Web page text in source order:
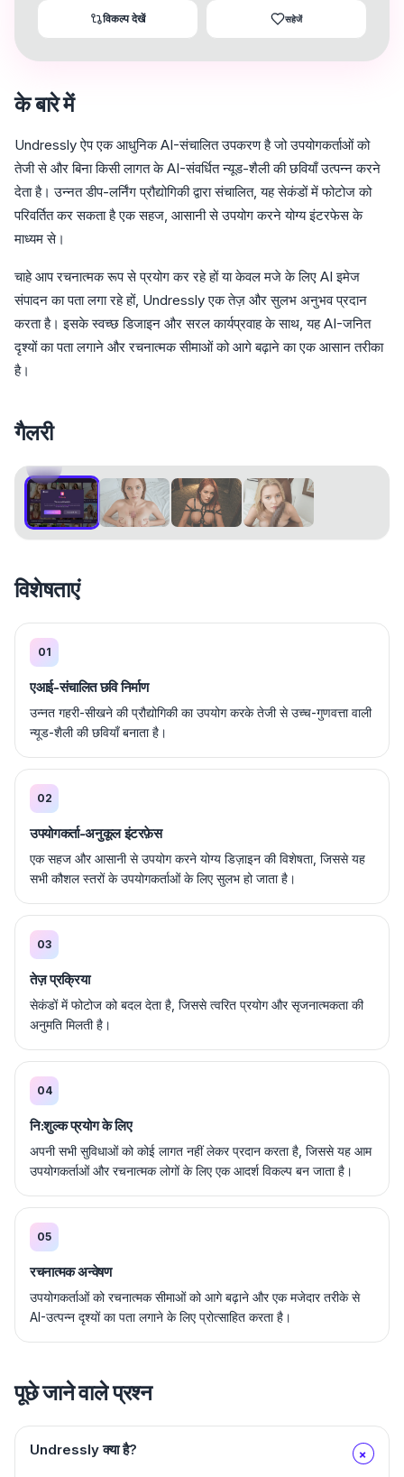
विकल्प देखें सहेजें
के बारे में
Undressly ऐप एक आधुनिक AI-संचालित उपकरण है जो उपयोगकर्ताओं को
तेजी से और बिना किसी लागत के AI-संवर्धित न्यूड-शैली की छवियाँ उत्पन्न करने
देता है। उन्नत डीप-लर्निंग प्रौद्योगिकी द्वारा संचालित, यह सेकंडों में फोटोज को
परिवर्तित कर सकता है एक सहज, आसानी से उपयोग करने योग्य इंटरफेस के
माध्यम से।
चाहे आप रचनात्मक रूप से प्रयोग कर रहे हों या केवल मजे के लिए AI इमेज
संपादन का पता लगा रहे हों, Undressly एक तेज़ और सुलभ अनुभव प्रदान
करता है। इसके स्वच्छ डिजाइन और सरल कार्यप्रवाह के साथ, यह AI-जनित
दृश्यों का पता लगाने और रचनात्मक सीमाओं को आगे बढ़ाने का एक आसान तरीका
है।
गैलरी
विशेषताएं
01
एआई-संचालित छवि निर्माण
उन्नत गहरी-सीखने की प्रौद्योगिकी का उपयोग करके तेजी से उच्च-गुणवत्ता वाली
न्यूड-शैली की छवियाँ बनाता है।
02
उपयोगकर्ता-अनुकूल इंटरफ़ेस
एक सहज और आसानी से उपयोग करने योग्य डिज़ाइन की विशेषता, जिससे यह
सभी कौशल स्तरों के उपयोगकर्ताओं के लिए सुलभ हो जाता है।
03
तेज़ प्रक्रिया
सेकंडों में फोटोज को बदल देता है, जिससे त्वरित प्रयोग और सृजनात्मकता की
अनुमति मिलती है।
04
नि:शुल्क प्रयोग के लिए
अपनी सभी सुविधाओं को कोई लागत नहीं लेकर प्रदान करता है, जिससे यह आम
उपयोगकर्ताओं और रचनात्मक लोगों के लिए एक आदर्श विकल्प बन जाता है।
05
रचनात्मक अन्वेषण
उपयोगकर्ताओं को रचनात्मक सीमाओं को आगे बढ़ाने और एक मजेदार तरीके से
AI-उत्पन्न दृश्यों का पता लगाने के लिए प्रोत्साहित करता है।
पूछे जाने वाले प्रश्न
Undressly क्या है? +